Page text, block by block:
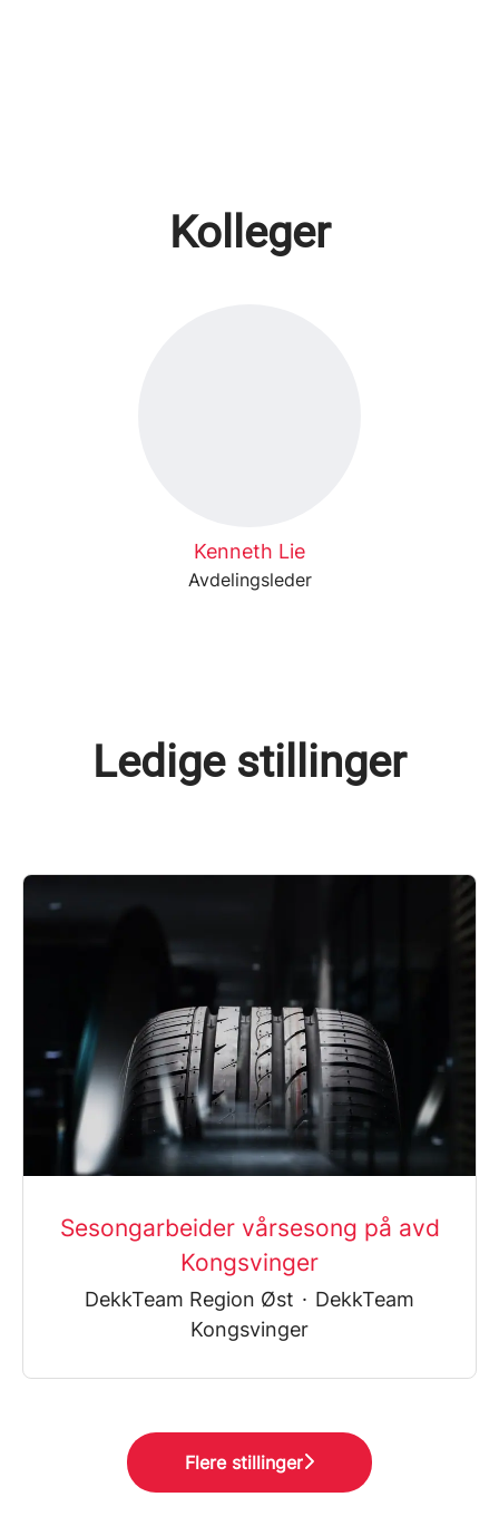
Kolleger
Kenneth Lie
Avdelingsleder
Ledige stillinger
Sesongarbeider vårsesong på avd
Kongsvinger
DekkTeam Region Øst · DekkTeam
Kongsvinger
Flere stillinger